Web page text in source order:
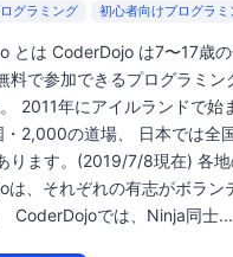
グラミング
初心者向けプログラミ
とは CoderDojo は7〜17歳
料で参加できるプログラミン
2011年にアイルランドで始
・2,000の道場、 日本では全
ります。(2019/7/8現在) 各
は、それぞれの有志がボラン
CoderDojoでは、Ninja同士...